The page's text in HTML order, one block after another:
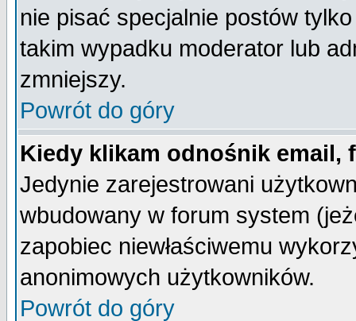
nie pisać specjalnie postów
takim wypadku moderator lub
zmniejszy.
Powrót do góry
Kiedy klikam odnośnik email,
Jedynie zarejestrowani
wbudowany w forum system
zapobiec niewłaściwemu
anonimowych użytkowników.
Powrót do góry